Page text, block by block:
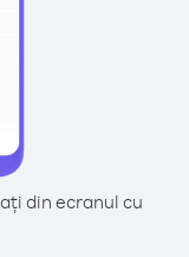
din ecranul cu